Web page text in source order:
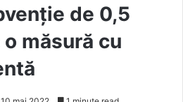
de 0,5
măsură cu